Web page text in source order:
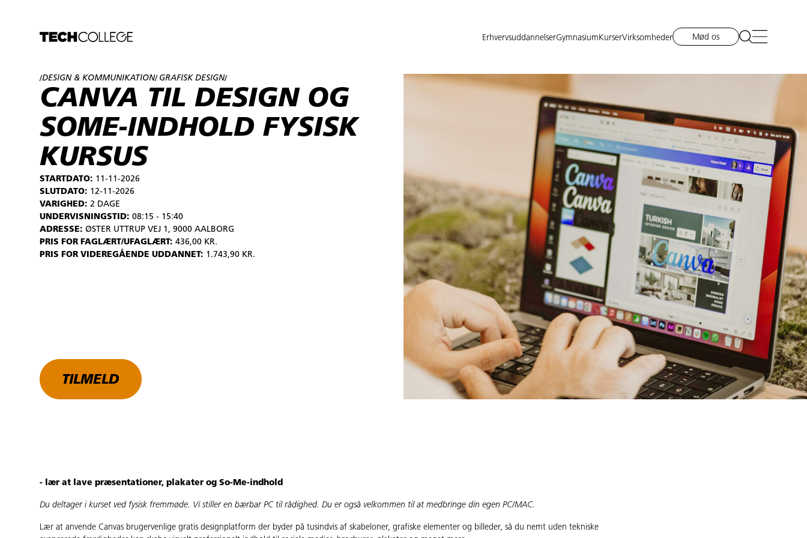
ErhvervsuddannelserGymnasium KurserVirksomheder Mød os
/DESIGN & KOMMUNIKATION/ GRAFISK DESIGN/
CANVA TIL DESIGN OG
SOME-INDHOLD FYSISK
KURSUS
STARTDATO: 11-11-2026
SLUTDATO: 12-11-2026
VARIGHED: 2 DAGE
UNDERVISNINGSTID: 08:15 - 15:40
ADRESSE: ØSTER UTTRUP VEJ 1, 9000 AALBORG
PRIS FOR FAGLÆRT/UFAGLÆRT: 436,00 KR.
PRIS FOR VIDEREGÅENDE UDDANNET: 1.743,90 KR.
TILMELD
- lær at lave præsentationer, plakater og So-Me-indhold
Du deltager i kurset ved fysisk fremmøde. Vi stiller en bærbar PC til rådighed. Du er også velkommen til at medbringe din egen PC/MAC.
Lær at anvende Canvas brugervenlige gratis designplatform der byder på tusindvis af skabeloner, grafiske elementer og billeder, så du nemt uden tekniske